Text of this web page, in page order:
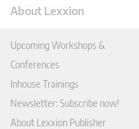
About Lexxion
Upcoming Workshops &
Conferences
Inhouse Trainings
Newsletter: Subscribe now!
About Lexxion Publisher